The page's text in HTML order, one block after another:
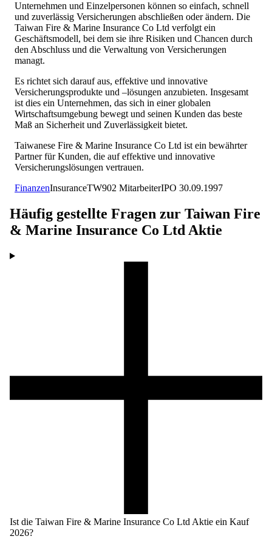
Unternehmen und Einzelpersonen können so einfach, schnell
und zuverlässig Versicherungen abschließen oder ändern. Die
Taiwan Fire & Marine Insurance Co Ltd verfolgt ein
Geschäftsmodell, bei dem sie ihre Risiken und Chancen durch
den Abschluss und die Verwaltung von Versicherungen
managt.
Es richtet sich darauf aus, effektive und innovative
Versicherungsprodukte und –lösungen anzubieten. Insgesamt
ist dies ein Unternehmen, das sich in einer globalen
Wirtschaftsumgebung bewegt und seinen Kunden das beste
Maß an Sicherheit und Zuverlässigkeit bietet.
Taiwanese Fire & Marine Insurance Co Ltd ist ein bewährter
Partner für Kunden, die auf effektive und innovative
Versicherungslösungen vertrauen.
FinanzenInsuranceTW902 MitarbeiterIPO 30.09.1997
Häufig gestellte Fragen zur Taiwan Fire
& Marine Insurance Co Ltd Aktie
Ist die Taiwan Fire & Marine Insurance Co Ltd Aktie ein Kauf
2026?